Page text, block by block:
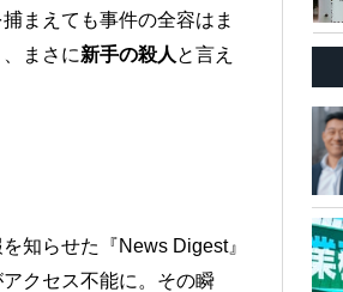
まえても事件の全容はま
まさに新手の殺人 と言え
知らせた『News Digest』
クセス不能に。その瞬